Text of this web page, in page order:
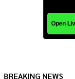
BREAKING NEWS